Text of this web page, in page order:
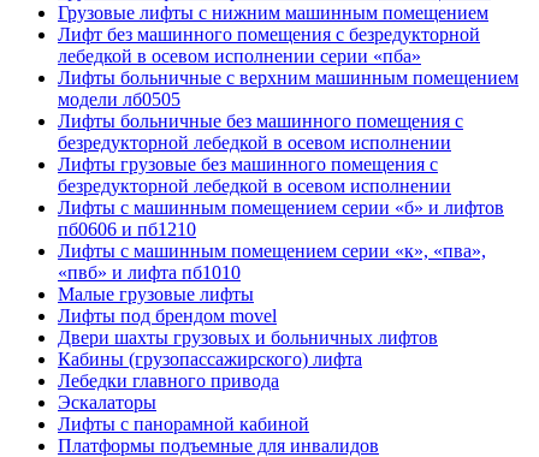
Грузовые лифты с нижним машинным помещением
Лифт без машинного помещения с безредукторной
лебедкой в осевом исполнении серии «пба»
Лифты больничные с верхним машинным помещением
модели лб0505
Лифты больничные без машинного помещения с
безредукторной лебедкой в осевом исполнении
Лифты грузовые без машинного помещения с
безредукторной лебедкой в осевом исполнении
Лифты с машинным помещением серии «б» и лифтов
пб0606 и пб1210
Лифты с машинным помещением серии «к», «пва»,
«пвб» и лифта пб1010
Малые грузовые лифты
Лифты под брендом movel
Двери шахты грузовых и больничных лифтов
Кабины (грузопассажирского) лифта
Лебедки главного привода
Эскалаторы
Лифты с панорамной кабиной
Платформы подъемные для инвалидов